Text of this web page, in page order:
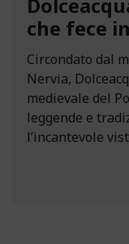
che fece
Circondato dal
Nervia,
medievale del
leggende e
l’incantevole